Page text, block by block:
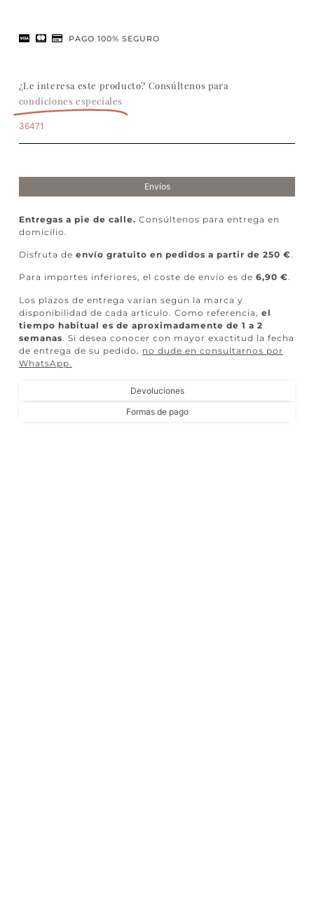
PAGO 100% SEGURO
¿Le interesa este producto? Consúltenos para
condiciones especiales
36471
Envíos
Devoluciones
Formas de pago
Entregas a pie de calle. Consúltenos para entrega en
domicilio.
Disfruta de envío gratuito en pedidos a partir de 250 €.
Para importes inferiores, el coste de envío es de 6,90 €.
Los plazos de entrega varían según la marca y
disponibilidad de cada artículo. Como referencia, el
tiempo habitual es de aproximadamente de 1 a 2
semanas . Si desea conocer con mayor exactitud la fecha
de entrega de su pedido, no dude en consultarnos por
WhatsApp